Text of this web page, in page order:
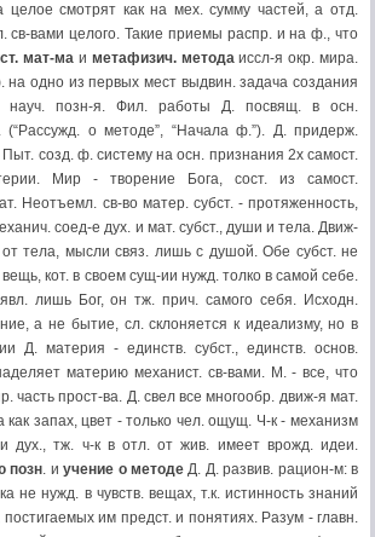
целое смотрят как на мех. сумму частей, а отд.
св-вами целого. Такие приемы распр. и на ф., что
мат-ма и метафизич. методаиссл-я окр. мира.
одно из первых мест выдвин. задача создания
науч. позн-я. Фил. работы Д. посвящ. в осн.
(“Рассужд. о методе”, “Начала ф.”). Д. придерж.
Пыт. созд. ф. систему на осн. признания 2х самост.
Мир - творение Бога, сост. из самост.
Неотъемл. св-во матер. субст. - протяженность,
соед-е дух. и мат. субст., души и тела. Движ-
тела, мысли связ. лишь с душой. Обе субст. не
кот. в своем сущ-ии нужд. толко в самой себе.
лишь Бог, он тж. прич. самого себя. Исходн.
а не бытие, сл. склоняется к идеализму, но в
Д. материя - единств. субст., единств. основ.
материю механист. св-вами. М. - все, что
часть прост-ва. Д. свел все многообр. движ-я мат.
как запах, цвет - только чел. ощущ. Ч-к - механизм
дух., тж. ч-к в отл. от жив. имеет врожд. идеи.
позн. иучение о методеД. Д. развив. рацион-м: в
не нужд. в чувств. вещах, т.к. истинность знаний
им предст. и понятиях. Разум - главн.